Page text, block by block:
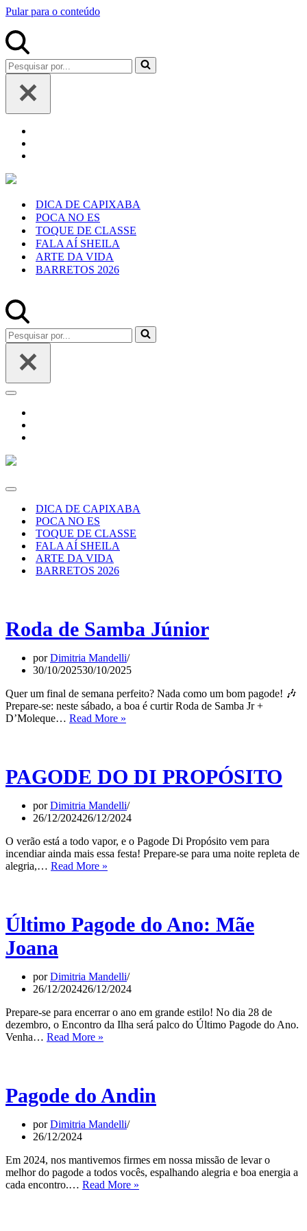
Pular para o conteúdo
Pesquisar
por...
DICA DE CAPIXABA
POCA NO ES
TOQUE DE CLASSE
FALA AÍ SHEILA
ARTE DA VIDA
BARRETOS 2026
Pesquisar
por...
Menu
navegação
Menu
navegaçãoDICA DE CAPIXABA
POCA NO ES
TOQUE DE CLASSE
FALA AÍ SHEILA
ARTE DA VIDA
BARRETOS 2026
Roda de Samba Júnior
porDimitria Mandelli
30/10/202530/10/2025
Quer um final de semana perfeito? Nada como um bom pagode! 🎶
Prepare-se: neste sábado, a boa é curtir Roda de Samba Jr +
D’Moleque… Read More »
PAGODE DO DI PROPÓSITO
porDimitria Mandelli
26/12/202426/12/2024
O verão está a todo vapor, e o Pagode Di Propósito vem para
incendiar ainda mais essa festa! Prepare-se para uma noite repleta de
alegria,… Read More »
Último Pagode do Ano: Mãe
Joana
porDimitria Mandelli
26/12/202426/12/2024
Prepare-se para encerrar o ano em grande estilo! No dia 28 de
dezembro, o Encontro da Ilha será palco do Último Pagode do Ano.
Venha… Read More »
Joana
Pagode do Andin
porDimitria Mandelli
26/12/2024
Em 2024, nos mantivemos firmes em nossa missão de levar o
melhor do pagode a todos vocês, espalhando alegria e boa energia a
cada encontro.… Read More »